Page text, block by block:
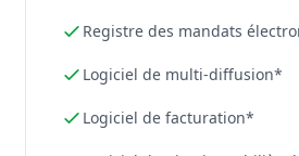
Registre des mandats
Logiciel de multi-diffusion*
Logiciel de facturation*